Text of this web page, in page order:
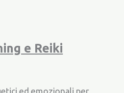
e Reiki
ed emozionali per